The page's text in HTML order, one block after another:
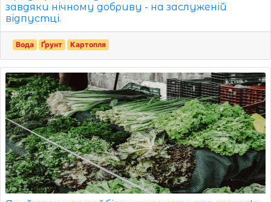
завдяки нічному добриву - на заслуженій
відпустці.
Вода Ґрунт Картопля